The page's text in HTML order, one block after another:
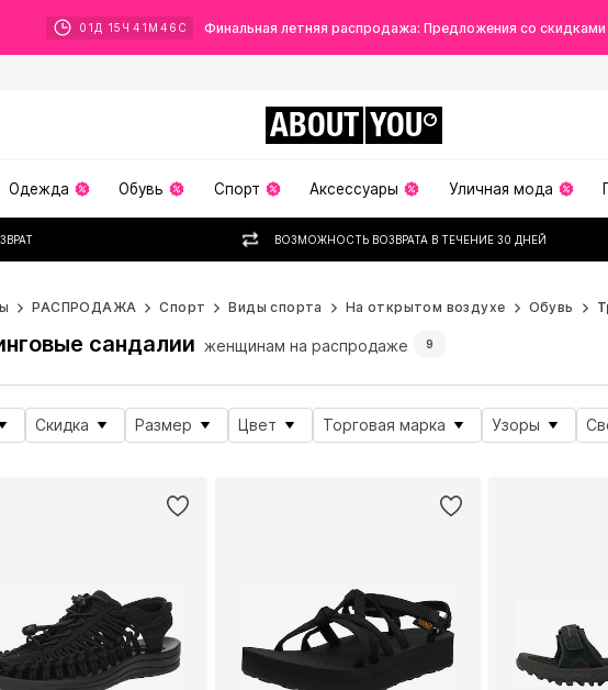
01 Д 15 Ч 41 М 44 С Финальная летняя распродажа: Предложения со
ABOUT YOU
Одежда Обувь Спорт Аксессуары Уличная мода
ВОЗМОЖНОСТЬ ВОЗВРАТА В ТЕЧЕНИЕ 30 ДНЕЙ
РАСПРОДАЖА Спорт Виды спорта На открытом воздухе Обувь
сандалии женщинам на распродаже 9
Скидка Размер Цвет Торговая марка Узоры